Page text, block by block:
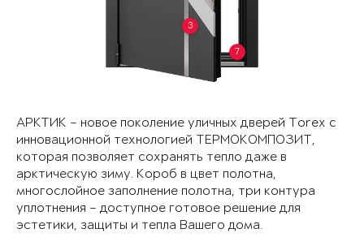
3
7
АРКТИК – новое поколение уличных дверей Torex с
инновационной технологией ТЕРМОКОМПОЗИТ,
которая позволяет сохранять тепло даже в
арктическую зиму. Короб в цвет полотна,
многослойное заполнение полотна, три контура
уплотнения – доступное готовое решение для
эстетики, защиты и тепла Вашего дома.